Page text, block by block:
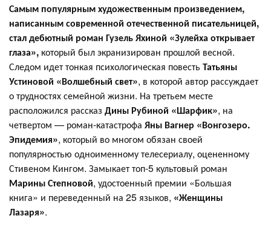
Самым популярным художественным произведением,
написанным современной отечественной писательницей,
стал дебютный роман Гузель Яхиной «Зулейха открывает
глаза», который был экранизирован прошлой весной.
Следом идет тонкая психологическая повесть Татьяны
Устиновой «Волшебный свет», в которой автор рассуждает
о трудностях семейной жизни. На третьем месте
расположился рассказ Дины Рубиной «Шарфик», на
четвертом — роман-катастрофа Яны Вагнер «Вонгозеро.
Эпидемия», который во многом обязан своей
популярностью одноименному телесериалу, оцененному
Стивеном Кингом. Замыкает топ-5 культовый роман
Марины Степновой, удостоенный премии «Большая
книга» и переведенный на 25 языков, «Женщины
Лазаря».